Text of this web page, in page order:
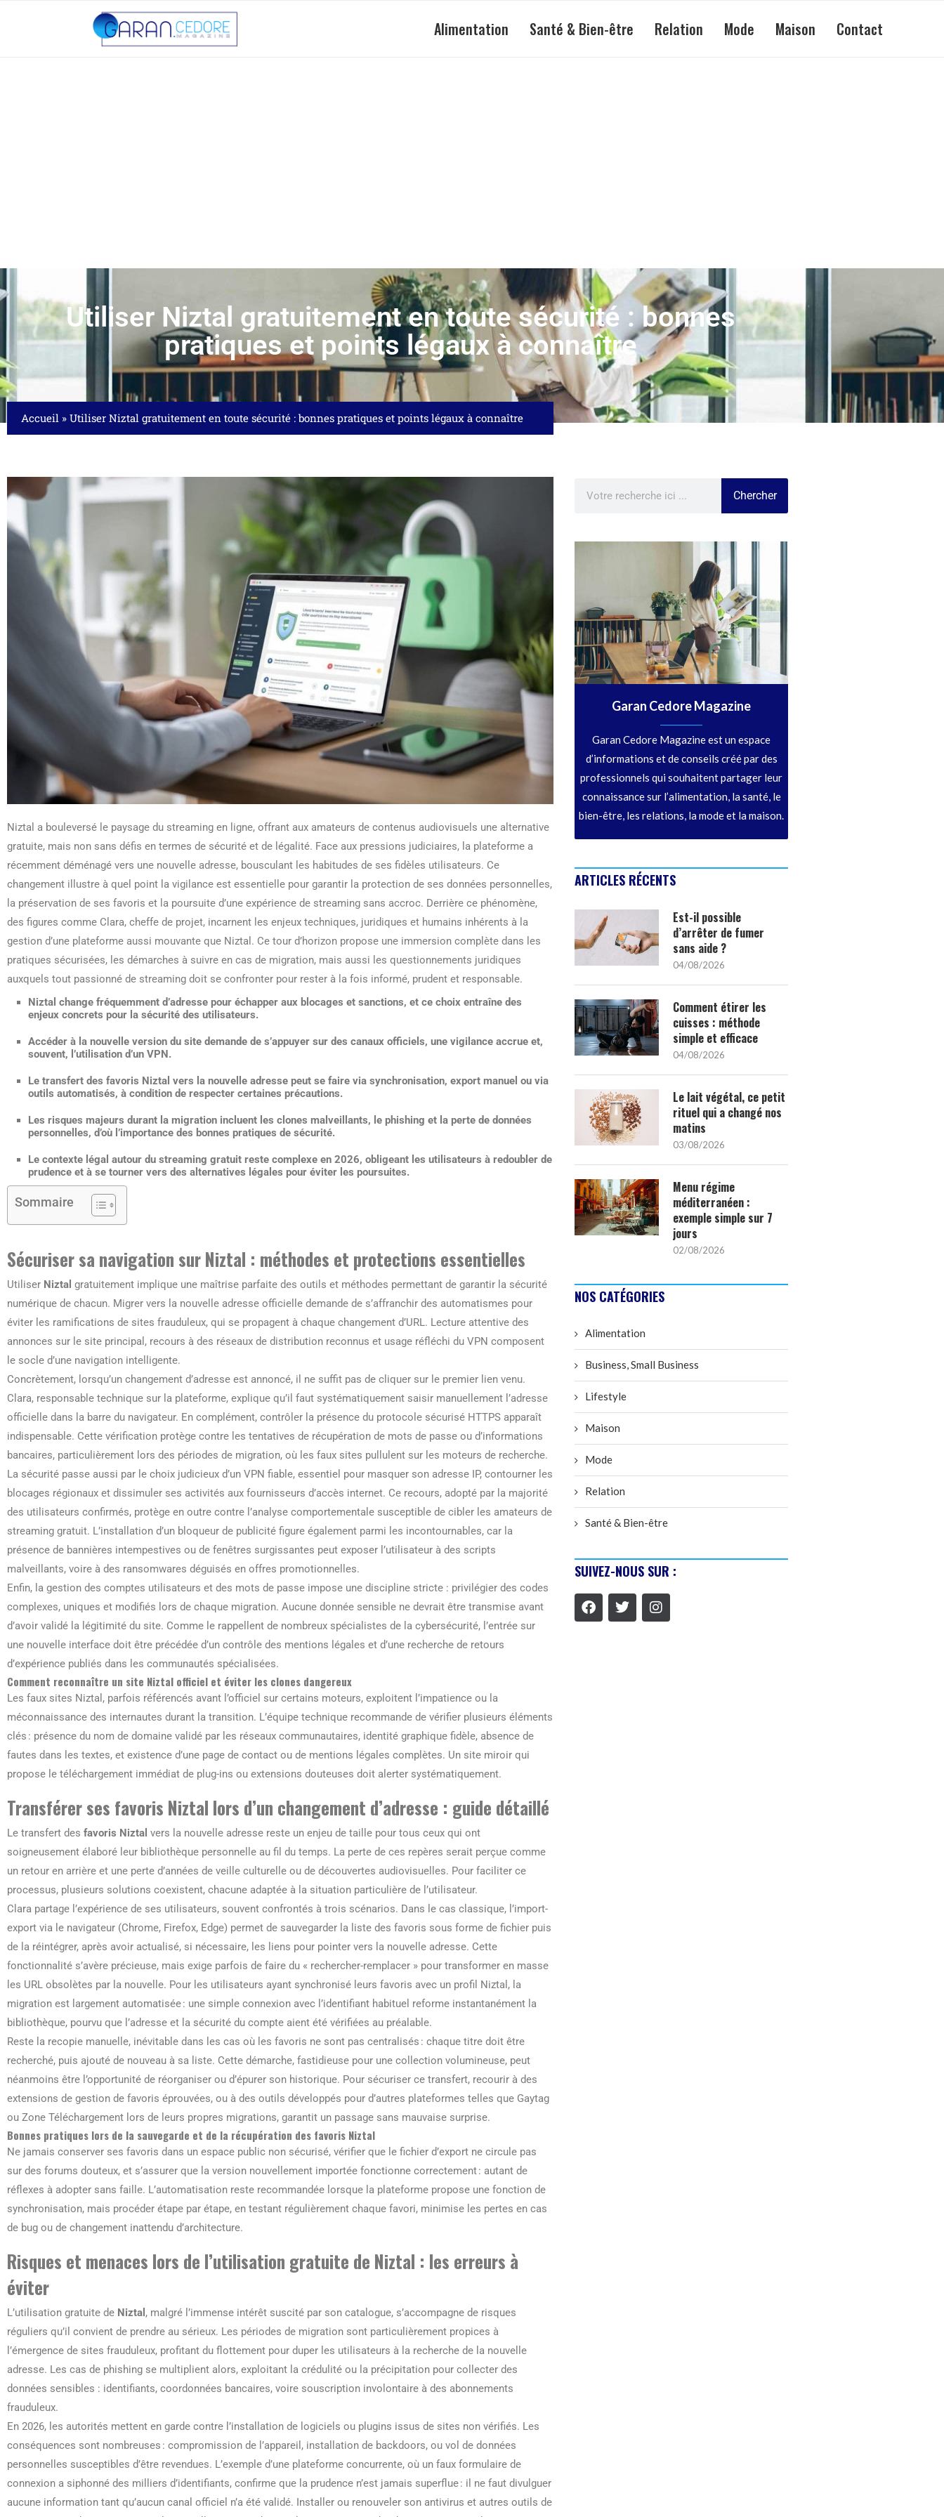
Alimentation Santé & Bien-être Relation Mode Maison Contact
Utiliser Niztal gratuitement en toute sécurité : bonnes
pratiques et points légaux à connaître
Accueil » Utiliser Niztal gratuitement en toute sécurité : bonnes pratiques et points légaux à connaître
Niztal a bouleversé le paysage du streaming en ligne, offrant aux amateurs de contenus audiovisuels une alternative
gratuite, mais non sans défis en termes de sécurité et de légalité. Face aux pressions judiciaires, la plateforme a
récemment déménagé vers une nouvelle adresse, bousculant les habitudes de ses fidèles utilisateurs. Ce
changement illustre à quel point la vigilance est essentielle pour garantir la protection de ses données personnelles,
la préservation de ses favoris et la poursuite d’une expérience de streaming sans accroc. Derrière ce phénomène,
des figures comme Clara, cheffe de projet, incarnent les enjeux techniques, juridiques et humains inhérents à la
gestion d’une plateforme aussi mouvante que Niztal. Ce tour d’horizon propose une immersion complète dans les
pratiques sécurisées, les démarches à suivre en cas de migration, mais aussi les questionnements juridiques
auxquels tout passionné de streaming doit se confronter pour rester à la fois informé, prudent et responsable.
Niztal change fréquemment d’adresse pour échapper aux blocages et sanctions, et ce choix entraîne des
enjeux concrets pour la sécurité des utilisateurs.
Accéder à la nouvelle version du site demande de s’appuyer sur des canaux officiels, une vigilance accrue et,
souvent, l’utilisation d’un VPN.
Le transfert des favoris Niztal vers la nouvelle adresse peut se faire via synchronisation, export manuel ou via
outils automatisés, à condition de respecter certaines précautions.
Les risques majeurs durant la migration incluent les clones malveillants, le phishing et la perte de données
personnelles, d’où l’importance des bonnes pratiques de sécurité.
Le contexte légal autour du streaming gratuit reste complexe en 2026, obligeant les utilisateurs à redoubler de
prudence et à se tourner vers des alternatives légales pour éviter les poursuites.
Sommaire
Sécuriser sa navigation sur Niztal : méthodes et protections essentielles
Utiliser Niztal gratuitement implique une maîtrise parfaite des outils et méthodes permettant de garantir la sécurité
numérique de chacun. Migrer vers la nouvelle adresse officielle demande de s’affranchir des automatismes pour
éviter les ramifications de sites frauduleux, qui se propagent à chaque changement d’URL. Lecture attentive des
annonces sur le site principal, recours à des réseaux de distribution reconnus et usage réfléchi du VPN composent
le socle d’une navigation intelligente.
Concrètement, lorsqu’un changement d’adresse est annoncé, il ne suffit pas de cliquer sur le premier lien venu.
Clara, responsable technique sur la plateforme, explique qu’il faut systématiquement saisir manuellement l’adresse
officielle dans la barre du navigateur. En complément, contrôler la présence du protocole sécurisé HTTPS apparaît
indispensable. Cette vérification protège contre les tentatives de récupération de mots de passe ou d’informations
bancaires, particulièrement lors des périodes de migration, où les faux sites pullulent sur les moteurs de recherche.
La sécurité passe aussi par le choix judicieux d’un VPN fiable, essentiel pour masquer son adresse IP, contourner les
blocages régionaux et dissimuler ses activités aux fournisseurs d’accès internet. Ce recours, adopté par la majorité
des utilisateurs confirmés, protège en outre contre l’analyse comportementale susceptible de cibler les amateurs de
streaming gratuit. L’installation d’un bloqueur de publicité figure également parmi les incontournables, car la
présence de bannières intempestives ou de fenêtres surgissantes peut exposer l’utilisateur à des scripts
malveillants, voire à des ransomwares déguisés en offres promotionnelles.
Enfin, la gestion des comptes utilisateurs et des mots de passe impose une discipline stricte : privilégier des codes
complexes, uniques et modifiés lors de chaque migration. Aucune donnée sensible ne devrait être transmise avant
d’avoir validé la légitimité du site. Comme le rappellent de nombreux spécialistes de la cybersécurité, l’entrée sur
une nouvelle interface doit être précédée d’un contrôle des mentions légales et d’une recherche de retours
d’expérience publiés dans les communautés spécialisées.
Comment reconnaître un site Niztal officiel et éviter les clones dangereux
Les faux sites Niztal, parfois référencés avant l’officiel sur certains moteurs, exploitent l’impatience ou la
méconnaissance des internautes durant la transition. L’équipe technique recommande de vérifier plusieurs éléments
clés : présence du nom de domaine validé par les réseaux communautaires, identité graphique fidèle, absence de
fautes dans les textes, et existence d’une page de contact ou de mentions légales complètes. Un site miroir qui
propose le téléchargement immédiat de plug-ins ou extensions douteuses doit alerter systématiquement.
Transférer ses favoris Niztal lors d’un changement d’adresse : guide détaillé
Le transfert des favoris Niztal vers la nouvelle adresse reste un enjeu de taille pour tous ceux qui ont
soigneusement élaboré leur bibliothèque personnelle au fil du temps. La perte de ces repères serait perçue comme
un retour en arrière et une perte d’années de veille culturelle ou de découvertes audiovisuelles. Pour faciliter ce
processus, plusieurs solutions coexistent, chacune adaptée à la situation particulière de l’utilisateur.
Clara partage l’expérience de ses utilisateurs, souvent confrontés à trois scénarios. Dans le cas classique, l’import-
export via le navigateur (Chrome, Firefox, Edge) permet de sauvegarder la liste des favoris sous forme de fichier puis
de la réintégrer, après avoir actualisé, si nécessaire, les liens pour pointer vers la nouvelle adresse. Cette
fonctionnalité s’avère précieuse, mais exige parfois de faire du « rechercher-remplacer » pour transformer en masse
les URL obsolètes par la nouvelle. Pour les utilisateurs ayant synchronisé leurs favoris avec un profil Niztal, la
migration est largement automatisée : une simple connexion avec l’identifiant habituel reforme instantanément la
bibliothèque, pourvu que l’adresse et la sécurité du compte aient été vérifiées au préalable.
Reste la recopie manuelle, inévitable dans les cas où les favoris ne sont pas centralisés : chaque titre doit être
recherché, puis ajouté de nouveau à sa liste. Cette démarche, fastidieuse pour une collection volumineuse, peut
néanmoins être l’opportunité de réorganiser ou d’épurer son historique. Pour sécuriser ce transfert, recourir à des
extensions de gestion de favoris éprouvées, ou à des outils développés pour d’autres plateformes telles que Gaytag
ou Zone Téléchargement lors de leurs propres migrations, garantit un passage sans mauvaise surprise.
Bonnes pratiques lors de la sauvegarde et de la récupération des favoris Niztal
Ne jamais conserver ses favoris dans un espace public non sécurisé, vérifier que le fichier d’export ne circule pas
sur des forums douteux, et s’assurer que la version nouvellement importée fonctionne correctement : autant de
réflexes à adopter sans faille. L’automatisation reste recommandée lorsque la plateforme propose une fonction de
synchronisation, mais procéder étape par étape, en testant régulièrement chaque favori, minimise les pertes en cas
de bug ou de changement inattendu d’architecture.
Risques et menaces lors de l’utilisation gratuite de Niztal : les erreurs à
éviter
L’utilisation gratuite de Niztal , malgré l’immense intérêt suscité par son catalogue, s’accompagne de risques
réguliers qu’il convient de prendre au sérieux. Les périodes de migration sont particulièrement propices à
l’émergence de sites frauduleux, profitant du flottement pour duper les utilisateurs à la recherche de la nouvelle
adresse. Les cas de phishing se multiplient alors, exploitant la crédulité ou la précipitation pour collecter des
données sensibles : identifiants, coordonnées bancaires, voire souscription involontaire à des abonnements
frauduleux.
En 2026, les autorités mettent en garde contre l’installation de logiciels ou plugins issus de sites non vérifiés. Les
conséquences sont nombreuses : compromission de l’appareil, installation de backdoors, ou vol de données
personnelles susceptibles d’être revendues. L’exemple d’une plateforme concurrente, où un faux formulaire de
connexion a siphonné des milliers d’identifiants, confirme que la prudence n’est jamais superflue : il ne faut divulguer
aucune information tant qu’aucun canal officiel n’a été validé. Installer ou renouveler son antivirus et autres outils de
Chercher
Garan Cedore Magazine
Garan Cedore Magazine est un espace
d’informations et de conseils créé par des
professionnels qui souhaitent partager leur
connaissance sur l’alimentation, la santé, le
bien-être, les relations, la mode et la maison.
ARTICLES RÉCENTS
Est-il possible
d’arrêter de fumer
sans aide ?
04/08/2026
Comment étirer les
cuisses : méthode
simple et efficace
04/08/2026
Le lait végétal, ce petit
rituel qui a changé nos
matins
03/08/2026
Menu régime
méditerranéen :
exemple simple sur 7
jours
02/08/2026
NOS CATÉGORIES
Alimentation
Business, Small Business
Lifestyle
Maison
Mode
Relation
Santé & Bien-être
SUIVEZ-NOUS SUR :